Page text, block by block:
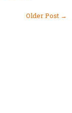
Older Post →